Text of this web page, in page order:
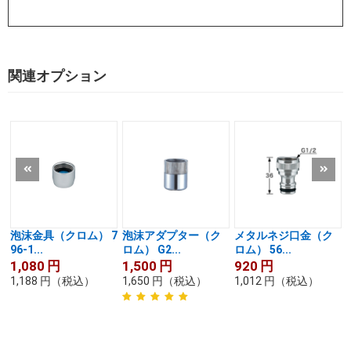
関連オプション
泡沫金具（クロム） 7
96-1...
1,080 円
1,188 円 （税込）
泡沫アダプター（ク
ロム） G2...
1,500 円
1,650 円 （税込）
メタルネジ口金（ク
ロム） 56...
920 円
1,012 円 （税込）